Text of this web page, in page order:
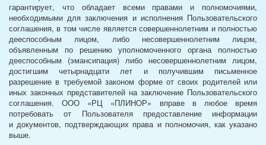
гарантирует, что обладает всеми правами и полномочиями,
необходимыми для заключения и исполнения Пользовательского
соглашения, в том числе является совершеннолетним и полностью
дееспособным лицом, либо несовершеннолетним лицом,
объявленным по решению уполномоченного органа полностью
дееспособным (эмансипация) либо несовершеннолетним лицом,
достигшим четырнадцати лет и получившим письменное
разрешение в требуемой законом форме от своих родителей или
иных законных представителей на заключение Пользовательского
соглашения. ООО «РЦ «ПЛИНОР» вправе в любое время
потребовать от Пользователя предоставление информации
и документов, подтверждающих права и полномочия, как указано
выше.